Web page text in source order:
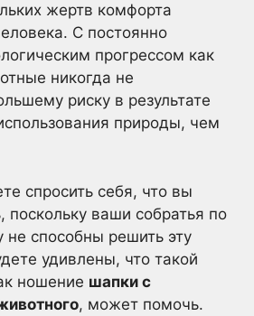
жертв комфорта
С постоянно
прогрессом как
никогда не
риску в результате
природы, чем
спросить себя, что вы
поскольку ваши собратья по
способны решить эту
удивлены, что такой
ношение шапки с
, может помочь.